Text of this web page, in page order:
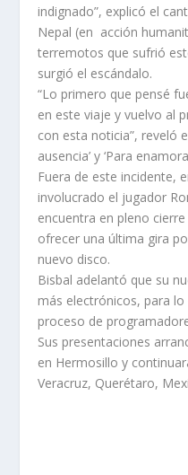
indignado”, explicó el
Nepal (en acción
terremotos que sufrió
surgió el escándalo.
“Lo primero que pensé
en este viaje y vuelvo al
con esta noticia”, reveló
ausencia’ y ‘Para
Fuera de este incidente,
involucrado el jugador
encuentra en pleno
ofrecer una última gira
nuevo disco.
Bisbal adelantó que su
más electrónicos, para
proceso de
Sus presentaciones
en Hermosillo y
Veracruz, Querétaro,